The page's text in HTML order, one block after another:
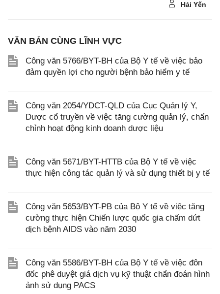
Hải Yến
VĂN BẢN CÙNG LĨNH VỰC
Công văn 5766/BYT-BH của Bộ Y tế về việc bảo
đảm quyền lợi cho người bệnh bảo hiểm y tế
Công văn 2054/YDCT-QLD của Cục Quản lý Y,
Dược cổ truyền về việc tăng cường quản lý, chấn
chỉnh hoạt động kinh doanh dược liệu
Công văn 5671/BYT-HTTB của Bộ Y tế về việc
thực hiện công tác quản lý và sử dụng thiết bị y tế
Công văn 5653/BYT-PB của Bộ Y tế về việc tăng
cường thực hiện Chiến lược quốc gia chấm dứt
dịch bệnh AIDS vào năm 2030
Công văn 5586/BYT-BH của Bộ Y tế về việc đôn
đốc phê duyệt giá dịch vụ kỹ thuật chẩn đoán hình
ảnh sử dụng PACS